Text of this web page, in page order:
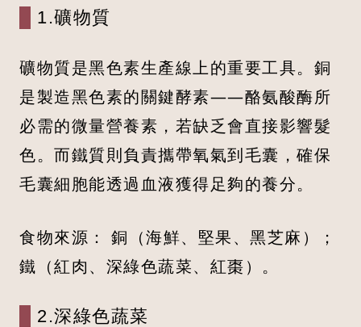
1.礦物質
礦物質是黑色素生產線上的重要工具。銅
是製造黑色素的關鍵酵素——酪氨酸酶所
必需的微量營養素，若缺乏會直接影響髮
色。而鐵質則負責攜帶氧氣到毛囊，確保
毛囊細胞能透過血液獲得足夠的養分。
食物來源： 銅（海鮮、堅果、黑芝麻）；
鐵（紅肉、深綠色蔬菜、紅棗）。
2.深綠色蔬菜